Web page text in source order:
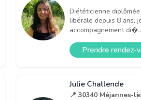
Diététicienne
libérale depuis 8 ans,
accompagnement
Prendre rendez-
Julie Challende
📍 30340 Méjannes-